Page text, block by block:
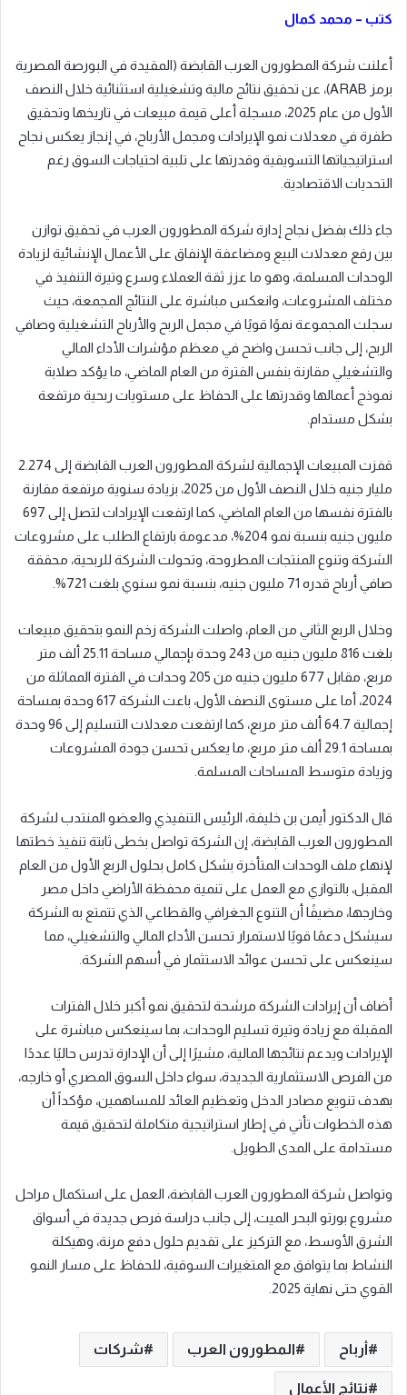
كتب – محمد كمال
أعلنت شركة المطورون العرب القابضة (المقيدة في البورصة المصرية
برمز ARAB)، عن تحقيق نتائج مالية وتشغيلية استثنائية خلال النصف
الأول من عام 2025، مسجلة أعلى قيمة مبيعات في تاريخها وتحقيق
طفرة في معدلات نمو الإيرادات ومجمل الأرباح، في إنجاز يعكس نجاح
استراتيجياتها التسويقية وقدرتها على تلبية احتياجات السوق رغم
التحديات الاقتصادية.
جاء ذلك بفضل نجاح إدارة شركة المطورون العرب في تحقيق توازن
بين رفع معدلات البيع ومضاعفة الإنفاق على الأعمال الإنشائية لزيادة
الوحدات المسلمة، وهو ما عزز ثقة العملاء وسرع وتيرة التنفيذ في
مختلف المشروعات، وانعكس مباشرة على النتائج المجمعة، حيث
سجلت المجموعة نموًا قويًا في مجمل الربح والأرباح التشغيلية وصافي
الربح، إلى جانب تحسن واضح في معظم مؤشرات الأداء المالي
والتشغيلي مقارنة بنفس الفترة من العام الماضي، ما يؤكد صلابة
نموذج أعمالها وقدرتها على الحفاظ على مستويات ربحية مرتفعة
بشكل مستدام.
قفزت المبيعات الإجمالية لشركة المطورون العرب القابضة إلى 2.274
مليار جنيه خلال النصف الأول من 2025، بزيادة سنوية مرتفعة مقارنة
بالفترة نفسها من العام الماضي، كما ارتفعت الإيرادات لتصل إلى 697
مليون جنيه بنسبة نمو 204%، مدعومة بارتفاع الطلب على مشروعات
الشركة وتنوع المنتجات المطروحة، وتحولت الشركة للربحية، محققة
صافي أرباح قدره 71 مليون جنيه، بنسبة نمو سنوي بلغت 721%.
وخلال الربع الثاني من العام، واصلت الشركة زخم النمو بتحقيق مبيعات
بلغت 816 مليون جنيه من 243 وحدة بإجمالي مساحة 25.11 ألف متر
مربع، مقابل 677 مليون جنيه من 205 وحدات في الفترة المماثلة من
2024، أما على مستوى النصف الأول، باعت الشركة 617 وحدة بمساحة
إجمالية 64.7 ألف متر مربع، كما ارتفعت معدلات التسليم إلى 96 وحدة
بمساحة 29.1 ألف متر مربع، ما يعكس تحسن جودة المشروعات
وزيادة متوسط المساحات المسلمة.
قال الدكتور أيمن بن خليفة، الرئيس التنفيذي والعضو المنتدب لشركة
المطورون العرب القابضة، إن الشركة تواصل بخطى ثابتة تنفيذ خطتها
لإنهاء ملف الوحدات المتأخرة بشكل كامل بحلول الربع الأول من العام
المقبل، بالتوازي مع العمل على تنمية محفظة الأراضي داخل مصر
وخارجها، مضيفًا أن التنوع الجغرافي والقطاعي الذي تتمتع به الشركة
سيشكل دعمًا قويًا لاستمرار تحسن الأداء المالي والتشغيلي، مما
سينعكس على تحسن عوائد الاستثمار في أسهم الشركة.
أضاف أن إيرادات الشركة مرشحة لتحقيق نمو أكبر خلال الفترات
المقبلة مع زيادة وتيرة تسليم الوحدات، بما سينعكس مباشرة على
الإيرادات ويدعم نتائجها المالية، مشيرًا إلى أن الإدارة تدرس حاليًا عددًا
من الفرص الاستثمارية الجديدة، سواء داخل السوق المصري أو خارجه،
بهدف تنويع مصادر الدخل وتعظيم العائد للمساهمين، مؤكداً أن
هذه الخطوات تأتي في إطار استراتيجية متكاملة لتحقيق قيمة
مستدامة على المدى الطويل.
وتواصل شركة المطورون العرب القابضة، العمل على استكمال مراحل
مشروع بورتو البحر الميت، إلى جانب دراسة فرص جديدة في أسواق
الشرق الأوسط، مع التركيز على تقديم حلول دفع مرنة، وهيكلة
النشاط بما يتوافق مع المتغيرات السوقية، للحفاظ على مسار النمو
القوي حتى نهاية 2025.
أرباح المطورون العرب شركات
نتائج الأعمال